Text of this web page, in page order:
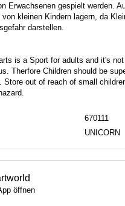
Erwachsenen gespielt werden.
von kleinen Kindern lagern, da
darstellen.
is a Sport for adults and it's
Therfore Children should be
Store out of reach of small
670111
UNICORN
öffnen